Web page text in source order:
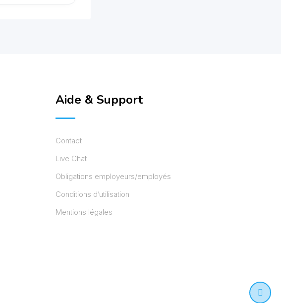
Aide & Support
Contact
Live Chat
Obligations employeurs/employés
Conditions d’utilisation
Mentions légales